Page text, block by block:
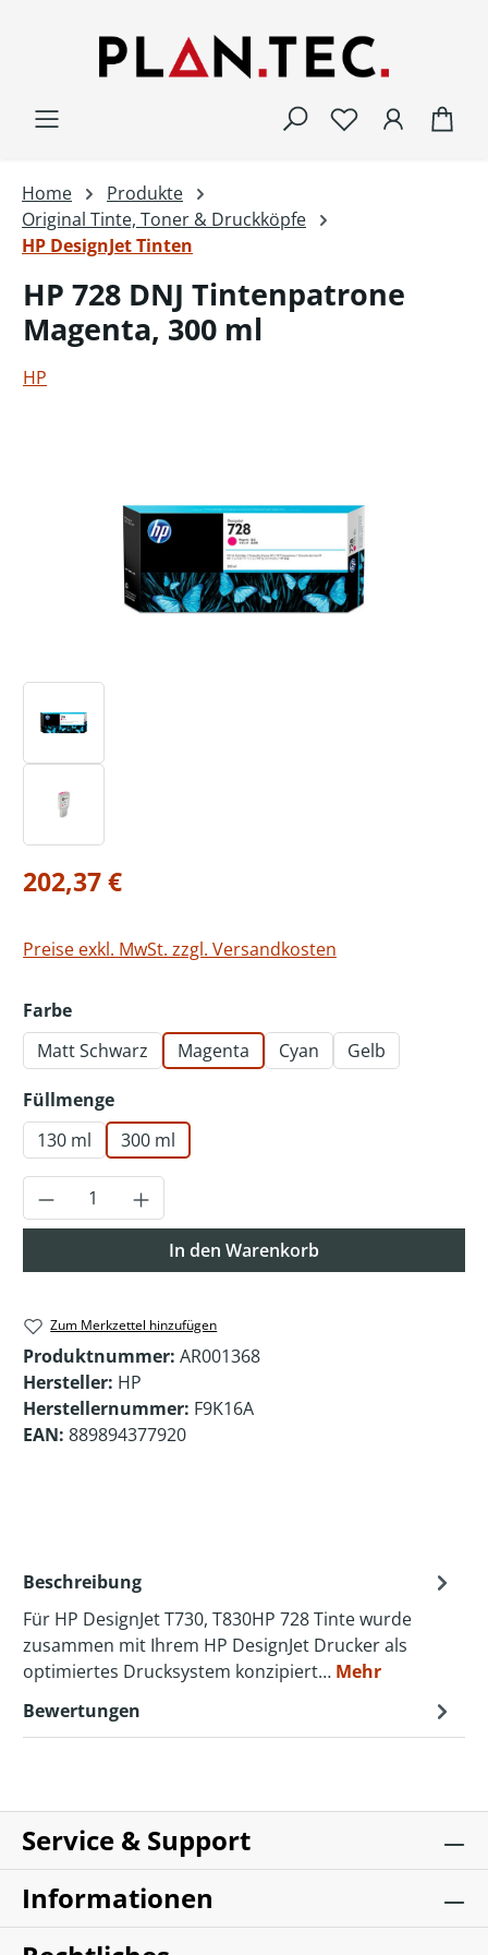
Home
Produkte
Original Tinte, Toner & Druckköpfe
HP DesignJet Tinten
HP 728 DNJ Tintenpatrone
Magenta, 300 ml
HP
Regulärer Preis:
202,37 €
Preise exkl. MwSt. zzgl. Versandkosten
Farbeauswählen
Matt Schwarz
Magenta Cyan Gelb
Füllmengeauswählen
130 ml
300 ml
Produkt Anzahl: Gib den gewünschten
In den Warenkorb
Zum Merkzettel hinzufügen
Produktnummer: AR001368
Hersteller: HP
Herstellernummer: F9K16A
EAN: 889894377920
Beschreibung
Für HP DesignJet T730, T830HP 728 Tinte wurde
zusammen mit Ihrem HP DesignJet Drucker als
optimiertes Drucksystem konzipiert… Mehr
Bewertungen
Service & Support
Informationen